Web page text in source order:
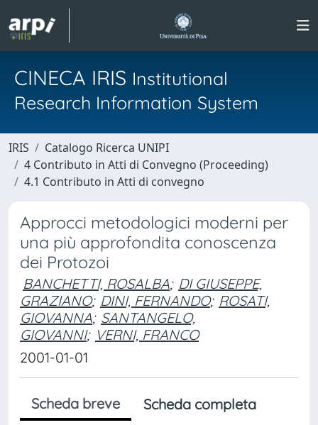
CINECA IRIS Institutional
Research Information System
IRIS
Catalogo Ricerca UNIPI
4 Contributo in Atti di Convegno (Proceeding)
4.1 Contributo in Atti di convegno
Approcci metodologici moderni per
una più approfondita conoscenza
dei Protozoi
BANCHETTI, ROSALBA; DI GIUSEPPE,
GRAZIANO; DINI, FERNANDO; ROSATI,
GIOVANNA; SANTANGELO,
GIOVANNI; VERNI, FRANCO
2001-01-01
Scheda breve
Scheda completa